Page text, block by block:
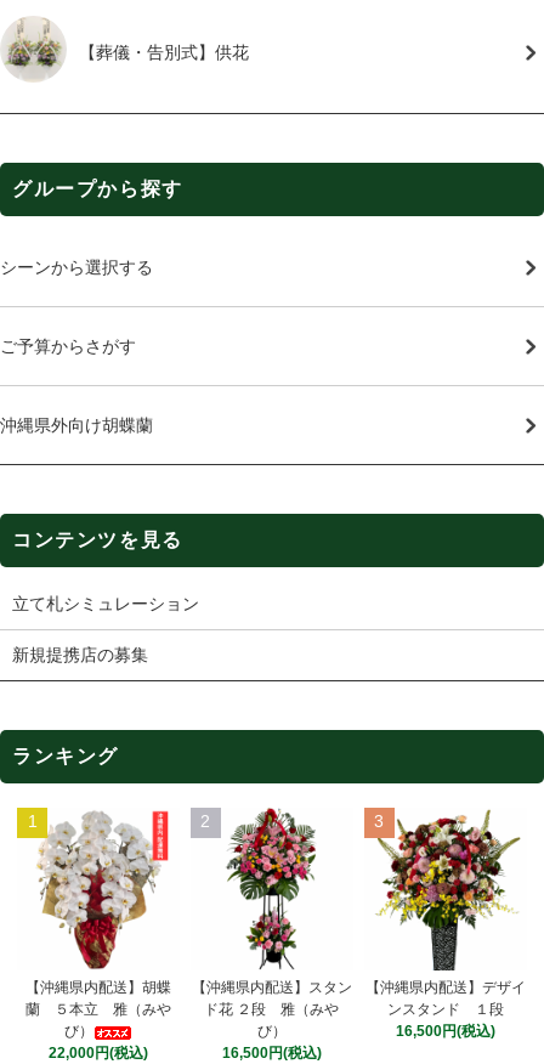
【葬儀・告別式】供花
グループから探す
シーンから選択する
ご予算からさがす
沖縄県外向け胡蝶蘭
コンテンツを見る
立て札シミュレーション
新規提携店の募集
ランキング
1
【沖縄県内配送】胡蝶
蘭 ５本立 雅（みや
び）
22,000円(税込)
2
【沖縄県内配送】スタン
ド花 ２段 雅（みや
び）
16,500円(税込)
3
【沖縄県内配送】デザイ
ンスタンド １段
16,500円(税込)